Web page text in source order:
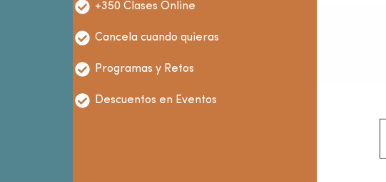
+350 Clases Online
Cancela cuando quieras
Programas y Retos
Descuentos en Eventos